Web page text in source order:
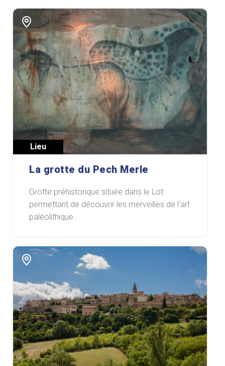
Lieu
La grotte du Pech Merle
Grotte préhistorique située dans le Lot
permettant de découvrir les merveilles de l'art
paléolithique.